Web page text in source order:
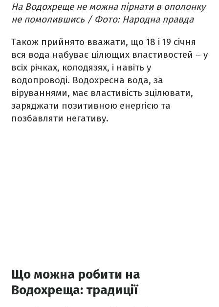
На Водохреще не можна пірнати в ополонку
не помолившись / Фото: Народна правда
Також прийнято вважати, що 18 і 19 січня
вся вода набуває цілющих властивостей – у
всіх річках, колодязях, і навіть у
водопроводі. Водохресна вода, за
віруваннями, має властивість зцілювати,
заряджати позитивною енергією та
позбавляти негативу.
Що можна робити на
Водохреща: традиції